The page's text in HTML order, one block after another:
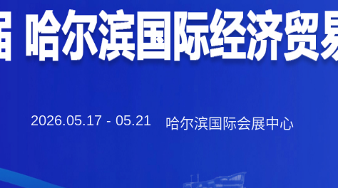
2026.05.17 - 05.21 哈尔滨国际会展中心